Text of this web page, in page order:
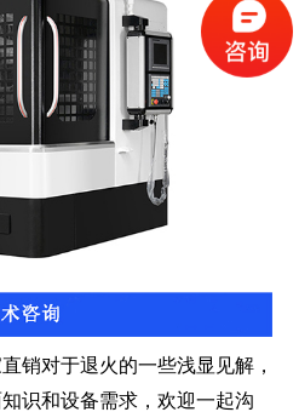
销对于退火的一些浅显见解，
识和设备需求，欢迎一起沟